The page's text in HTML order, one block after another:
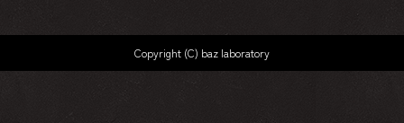
Copyright (C) baz laboratory